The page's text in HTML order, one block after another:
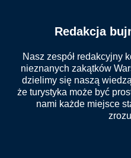
Redakcja
Nasz zespół redakcyjny
nieznanych zakątków
dzielimy się naszą
że turystyka może być
nami każde miejsce